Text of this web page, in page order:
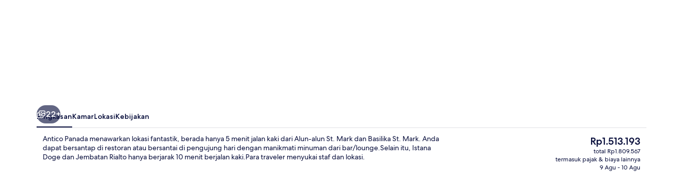
Brankas, tirai kedap cahaya, kedap suara, dan seprai linenPintu masuk properti
22+
RingkasanKamarLokasiKebijakan
Antico Panada menawarkan lokasi fantastik, berada hanya 5 menit jalan kaki dari Alun-alun St. Mark dan Basilika St. Mark. Anda
dapat bersantap di restoran atau bersantai di pengujung hari dengan manikmati minuman dari bar/lounge.Selain itu, Istana
Doge dan Jembatan Rialto hanya berjarak 10 menit berjalan kaki.Para traveler menyukai staf dan lokasi.
Harga
saat
ini
Rp1.513.193
Rp1.513.193
total Rp1.809.567
termasuk pajak & biaya lainnya
9 Agu - 10 Agu